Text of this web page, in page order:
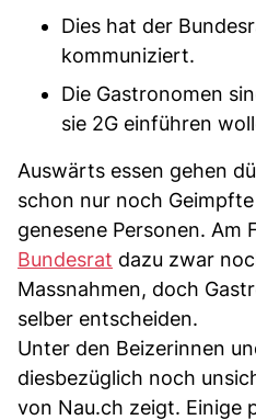
Dies hat der
kommuniziert.
Die Gastronomen
sie 2G einführen
Auswärts essen gehen
schon nur noch
genesene Personen. Am
Bundesrat dazu zwar
Massnahmen, doch
selber entscheiden.
Unter den Beizerinnen
diesbezüglich noch
von Nau.ch zeigt. Einige